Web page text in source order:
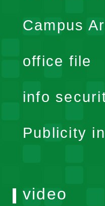
Campus
office file
info
Publicity
video